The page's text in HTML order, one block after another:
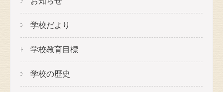
学校だより
学校教育目標
学校の歴史